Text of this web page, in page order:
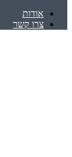
אודות
צרו קשר